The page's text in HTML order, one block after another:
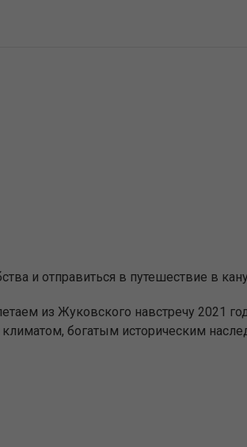
и отправиться в путешествие в
из Жуковского навстречу 2021
богатым историческим